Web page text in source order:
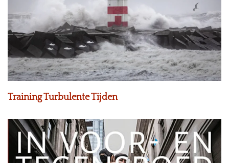
Training Turbulente Tijden